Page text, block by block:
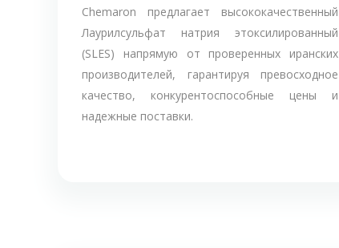
Chemaron предлагает высококачественный
Лаурилсульфат натрия этоксилированный
(SLES) напрямую от проверенных иранских
производителей, гарантируя превосходное
качество, конкурентоспособные цены и
надежные поставки.